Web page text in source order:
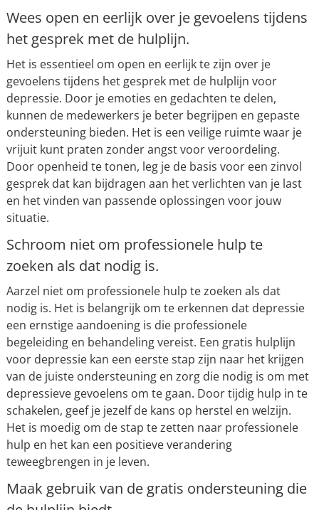
Wees open en eerlijk over je gevoelens tijdens
het gesprek met de hulplijn.
Het is essentieel om open en eerlijk te zijn over je
gevoelens tijdens het gesprek met de hulplijn voor
depressie. Door je emoties en gedachten te delen,
kunnen de medewerkers je beter begrijpen en gepaste
ondersteuning bieden. Het is een veilige ruimte waar je
vrijuit kunt praten zonder angst voor veroordeling.
Door openheid te tonen, leg je de basis voor een zinvol
gesprek dat kan bijdragen aan het verlichten van je last
en het vinden van passende oplossingen voor jouw
situatie.
Schroom niet om professionele hulp te
zoeken als dat nodig is.
Aarzel niet om professionele hulp te zoeken als dat
nodig is. Het is belangrijk om te erkennen dat depressie
een ernstige aandoening is die professionele
begeleiding en behandeling vereist. Een gratis hulplijn
voor depressie kan een eerste stap zijn naar het krijgen
van de juiste ondersteuning en zorg die nodig is om met
depressieve gevoelens om te gaan. Door tijdig hulp in te
schakelen, geef je jezelf de kans op herstel en welzijn.
Het is moedig om de stap te zetten naar professionele
hulp en het kan een positieve verandering
teweegbrengen in je leven.
Maak gebruik van de gratis ondersteuning die